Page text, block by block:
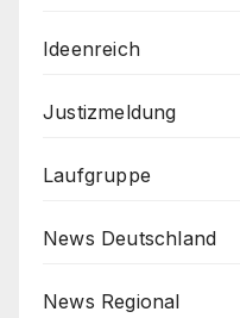
Ideenreich
Justizmeldung
Laufgruppe
News Deutschland
News Regional